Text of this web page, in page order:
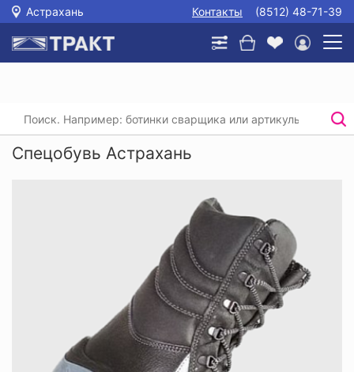
Астрахань Контакты (8512) 48-71-39
Главная / /
Спецобувь Астрахань